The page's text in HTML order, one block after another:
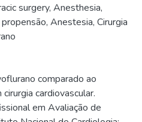
surgery, Anesthesia,
, Anestesia, Cirurgia
comparado ao
cardiovascular.
em Avaliação de